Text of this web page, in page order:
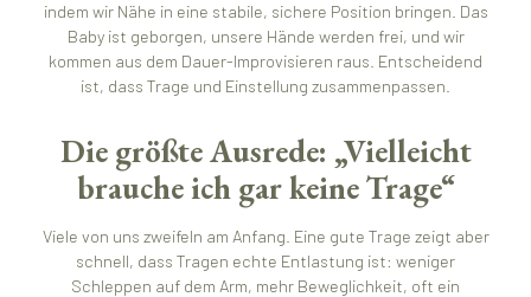
indem wir Nähe in eine stabile, sichere Position bringen. Das
Baby ist geborgen, unsere Hände werden frei, und wir
kommen aus dem Dauer-Improvisieren raus. Entscheidend
ist, dass Trage und Einstellung zusammenpassen.
Die größte Ausrede: „Vielleicht
brauche ich gar keine Trage“
Viele von uns zweifeln am Anfang. Eine gute Trage zeigt aber
schnell, dass Tragen echte Entlastung ist: weniger
Schleppen auf dem Arm, mehr Beweglichkeit, oft ein